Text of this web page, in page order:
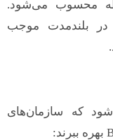
محسوب می‌شود.
در بلندمدت موجب
که سازمان‌های